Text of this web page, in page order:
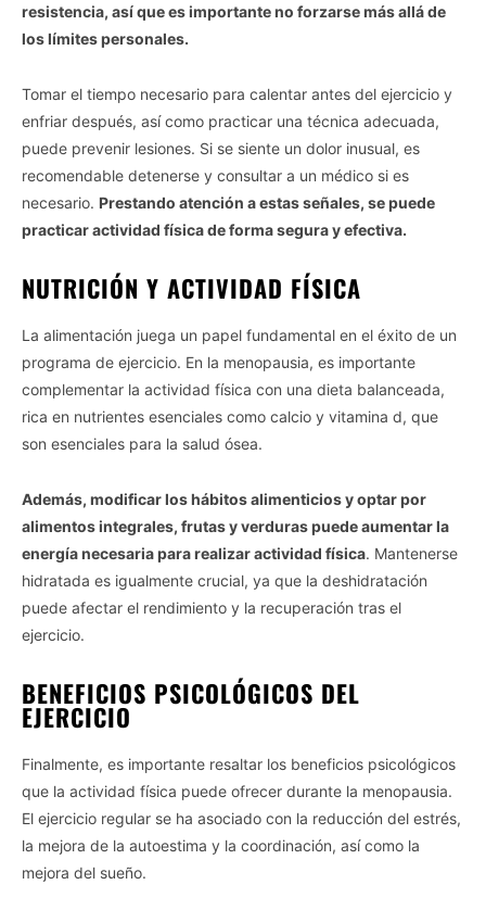
resistencia, así que es importante no forzarse más allá de
los límites personales.
Tomar el tiempo necesario para calentar antes del ejercicio y
enfriar después, así como practicar una técnica adecuada,
puede prevenir lesiones. Si se siente un dolor inusual, es
recomendable detenerse y consultar a un médico si es
necesario. Prestando atención a estas señales, se puede
practicar actividad física de forma segura y efectiva.
NUTRICIÓN Y ACTIVIDAD FÍSICA
La alimentación juega un papel fundamental en el éxito de un
programa de ejercicio. En la menopausia, es importante
complementar la actividad física con una dieta balanceada,
rica en nutrientes esenciales como calcio y vitamina d, que
son esenciales para la salud ósea.
Además, modificar los hábitos alimenticios y optar por
alimentos integrales, frutas y verduras puede aumentar la
energía necesaria para realizar actividad física. Mantenerse
hidratada es igualmente crucial, ya que la deshidratación
puede afectar el rendimiento y la recuperación tras el
ejercicio.
BENEFICIOS PSICOLÓGICOS DEL
EJERCICIO
Finalmente, es importante resaltar los beneficios psicológicos
que la actividad física puede ofrecer durante la menopausia.
El ejercicio regular se ha asociado con la reducción del estrés,
la mejora de la autoestima y la coordinación, así como la
mejora del sueño.